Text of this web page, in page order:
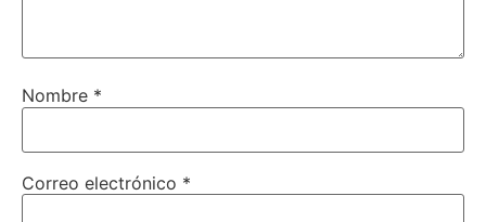
Nombre *
Correo electrónico *